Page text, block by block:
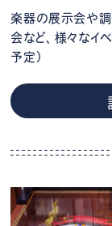
楽器の展示会や調
会など、様々なイ
予定）